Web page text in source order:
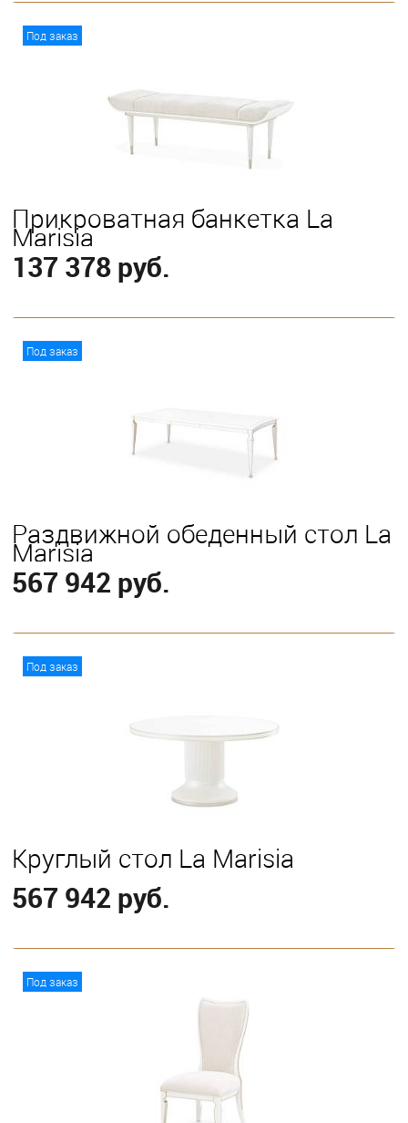
Под заказ
Прикроватная банкетка La
Marisia
137 378 руб.
Под заказ
Раздвижной обеденный стол La
Marisia
567 942 руб.
Под заказ
Круглый стол La Marisia
567 942 руб.
Под заказ